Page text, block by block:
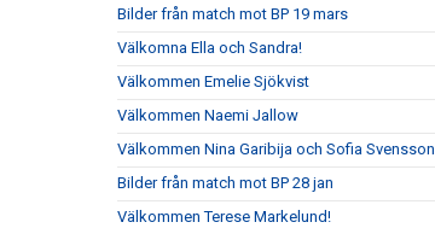
Bilder från match mot BP 19 mars
Välkomna Ella och Sandra!
Välkommen Emelie Sjökvist
Välkommen Naemi Jallow
Välkommen Nina Garibija och Sofia Svensson
Bilder från match mot BP 28 jan
Välkommen Terese Markelund!